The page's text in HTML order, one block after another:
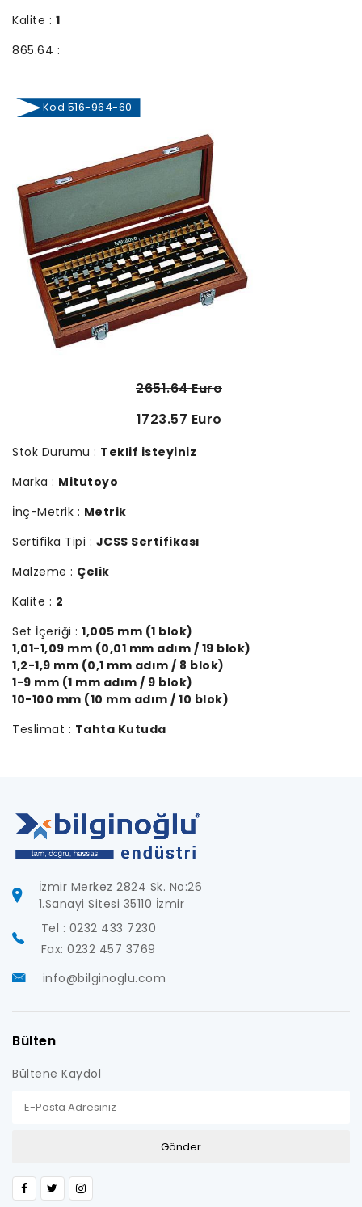
Kalite : 1
865.64 :
Kod 516-964-60
2651.64 Euro
1723.57 Euro
Stok Durumu : Teklif isteyiniz
Marka : Mitutoyo
İnç-Metrik : Metrik
Sertifika Tipi : JCSS Sertifikası
Malzeme : Çelik
Kalite : 2
Set İçeriği : 1,005 mm (1 blok)
1,01-1,09 mm (0,01 mm adım / 19 blok)
1,2-1,9 mm (0,1 mm adım / 8 blok)
1-9 mm (1 mm adım / 9 blok)
10-100 mm (10 mm adım / 10 blok)
Teslimat : Tahta Kutuda
İzmir Merkez 2824 Sk. No:26
1.Sanayi Sitesi 35110 İzmir
Tel : 0232 433 7230
Fax: 0232 457 3769
info@bilginoglu.com
Bülten
Bültene Kaydol